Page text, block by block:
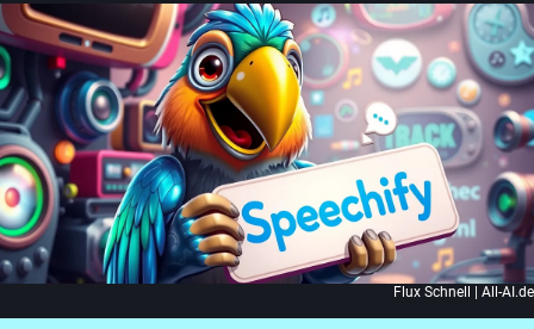
Flux Schnell | All-AI.de